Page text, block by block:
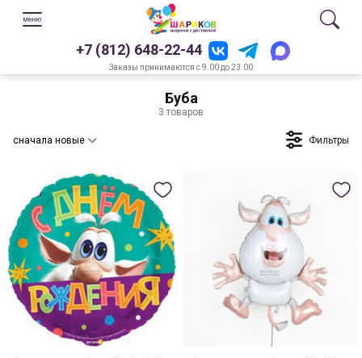
+7 (812) 648-22-44
Заказы принимаются с 9.00 до 23.00
Буба
3 товаров
сначала новые Фильтры